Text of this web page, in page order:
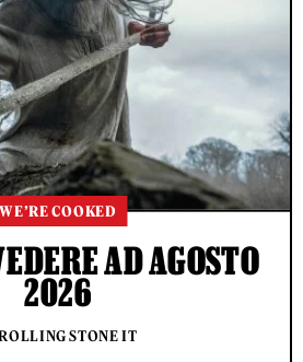
WE’RE COOKED
AD AGOSTO
2026
STONE IT